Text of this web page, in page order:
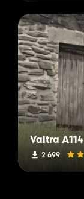
Valtra A114
2 699